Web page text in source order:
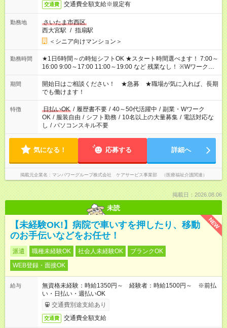
交通費 交通費全額支給※規定有
勤務地
さいたま市西区
西大宮駅 / 指扇駅
＜シニア向けマンション＞
勤務時間
★1日6時間～の時短シフトOK ★スタート時間選べます！ 7:00～
16:00 9:00～17:00 11:00～19:00 など 残業なし！ ※Wワークの
場合、他のお仕事と合わせ週40時間超の就業はご案内できませ
ん ※法令に基づき、週20時間以上勤務は社会保険への加入対象
となります ※労働者派遣法（日雇い派遣の原則禁止）により、
短時間・短期間の就業はご案内が難しい場合があります
期間
開始日はご相談ください！ ★急募 ★職場が気に入れば、長期
でも働けます！
特徴 日払いOK / 履歴書不要 / 40～50代活躍中 / 副業・Wワーク
OK / 服装自由 / シフト勤務 / 10名以上の大量募集 / 電話対応な
し / パソコンスキル不要
気になる！ 応募する 詳細へ
掲載元企業名 マンパワーグループ株式会社 ケアサービス事業部 （医療福祉介護関連）
掲載日：2026.08.06
未読
NEW
【未経験OK!】病院で車いすを押したり、移動
のお手伝いなどをお任せ！
派遣 職種未経験OK 社会人未経験OK
ブランクOK
WEB登録・面接OK
給与
無資格未経験：時給1350円～ 経験者：時給1500円～ ※前払
い・日払い・週払いOK
交通費別途支給あり
交通費 交通費全額支給